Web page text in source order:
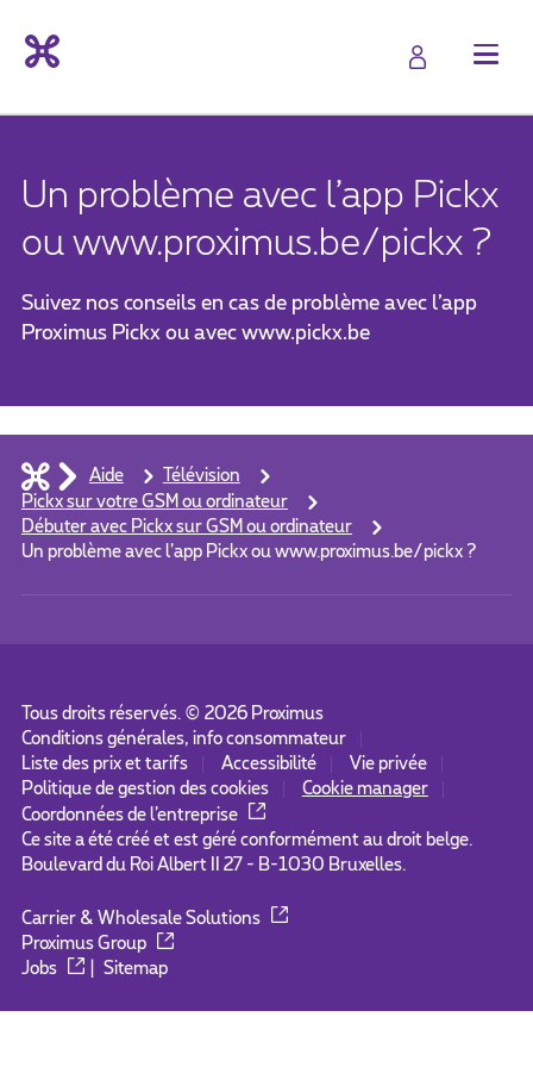
Un problème avec l’app Pickx
ou www.proximus.be/pickx ?
Suivez nos conseils en cas de problème avec l’app
Proximus Pickx ou avec www.pickx.be
Aide
Télévision
Pickx sur votre GSM ou ordinateur
Débuter avec Pickx sur GSM ou ordinateur
Un problème avec l’app Pickx ou www.proximus.be/pickx ?
Tous droits réservés. © 2026Proximus
Conditions générales, info consommateur
Liste des prix et tarifs
Accessibilité
Vie privée
Politique de gestion des cookies
Cookie manager
Coordonnées de l’entreprise
Ce site a été créé et est géré conformément au droit belge.
Boulevard du Roi Albert II 27 - B-1030 Bruxelles.
Carrier & Wholesale Solutions
Proximus Group
Jobs
|Sitemap